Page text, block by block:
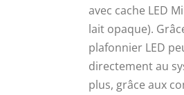
avec cache LED
lait opaque).
plafonnier LED
directement au
plus, grâce aux